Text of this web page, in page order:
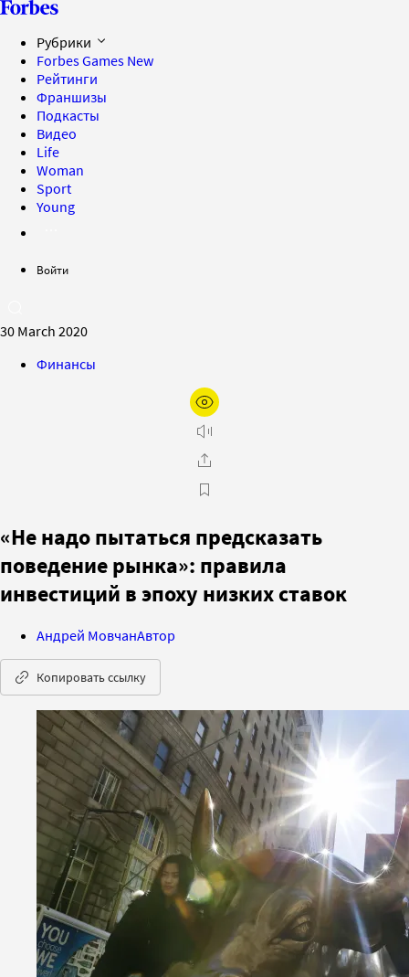
Рубрики
Forbes Games New
Рейтинги
Франшизы
Подкасты
Видео
Life
Woman
Sport
Young
Войти
30 March 2020
Финансы
«Не надо пытаться предсказать
поведение рынка»: правила
инвестиций в эпоху низких ставок
Андрей МовчанАвтор
Копировать ссылку